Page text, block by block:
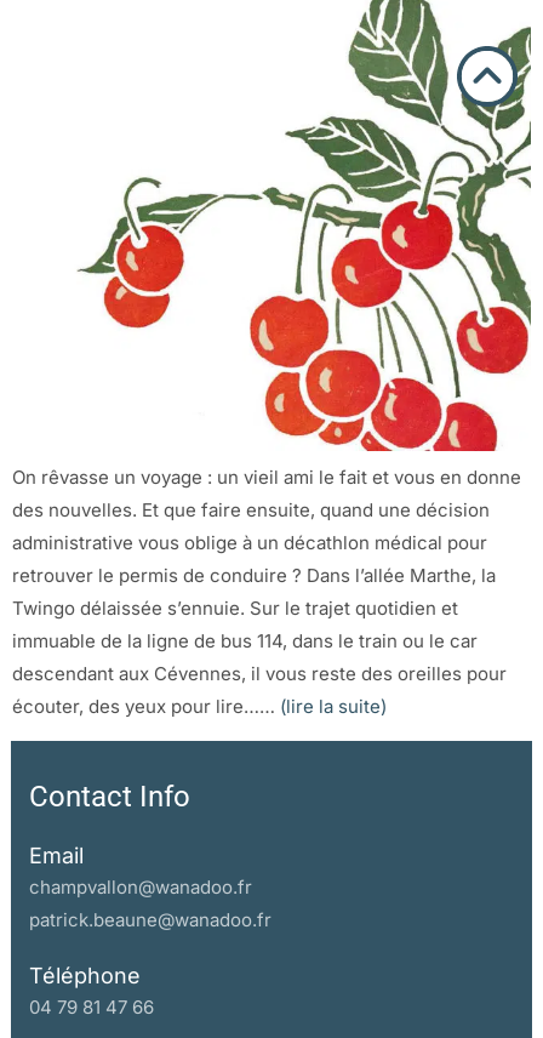
On rêvasse un voyage : un vieil ami le fait et vous en donne
des nouvelles. Et que faire ensuite, quand une décision
administrative vous oblige à un décathlon médical pour
retrouver le permis de conduire ? Dans l’allée Marthe, la
Twingo délaissée s’ennuie. Sur le trajet quotidien et
immuable de la ligne de bus 114, dans le train ou le car
descendant aux Cévennes, il vous reste des oreilles pour
écouter, des yeux pour lire…… (lire la suite)
Contact Info
Email
champvallon@wanadoo.fr
patrick.beaune@wanadoo.fr
Téléphone
04 79 81 47 66